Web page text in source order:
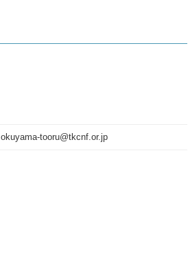
okuyama-tooru@tkcnf.or.jp